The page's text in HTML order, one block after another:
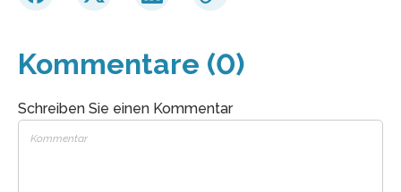
Kommentare (0)
Schreiben Sie einen Kommentar